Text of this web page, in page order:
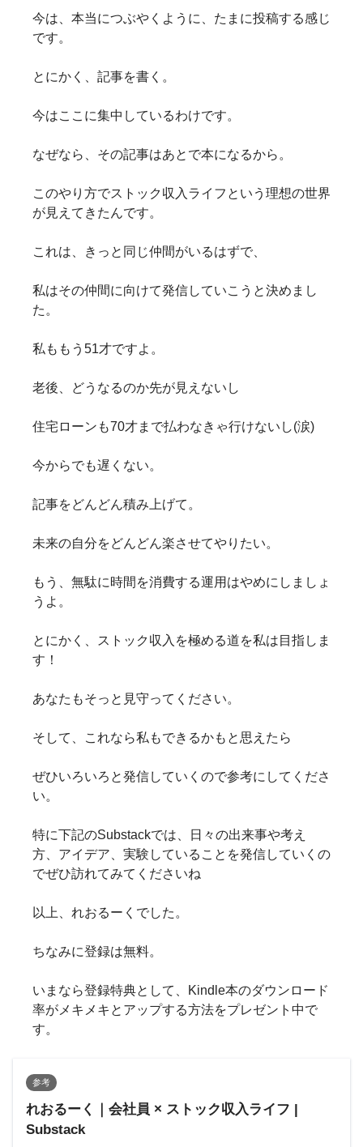
今は、本当につぶやくように、たまに投稿する感じ
です。
とにかく、記事を書く。
今はここに集中しているわけです。
なぜなら、その記事はあとで本になるから。
このやり方でストック収入ライフという理想の世界
が見えてきたんです。
これは、きっと同じ仲間がいるはずで、
私はその仲間に向けて発信していこうと決めまし
た。
私ももう51才ですよ。
老後、どうなるのか先が見えないし
住宅ローンも70才まで払わなきゃ行けないし(涙)
今からでも遅くない。
記事をどんどん積み上げて。
未来の自分をどんどん楽させてやりたい。
もう、無駄に時間を消費する運用はやめにしましょ
うよ。
とにかく、ストック収入を極める道を私は目指しま
す！
あなたもそっと見守ってください。
そして、これなら私もできるかもと思えたら
ぜひいろいろと発信していくので参考にしてくださ
い。
特に下記のSubstackでは、日々の出来事や考え
方、アイデア、実験していることを発信していくの
でぜひ訪れてみてくださいね
以上、れおるーくでした。
ちなみに登録は無料。
いまなら登録特典として、Kindle本のダウンロード
率がメキメキとアップする方法をプレゼント中で
す。
参考
れおるーく｜会社員 × ストック収入ライフ |
Substack